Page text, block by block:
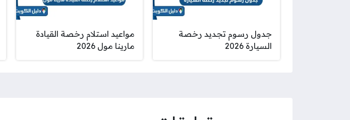
جدول رسوم تجديد رخصة
السيارة 2026
مواعيد استلام رخصة القيادة
مارينا مول 2026